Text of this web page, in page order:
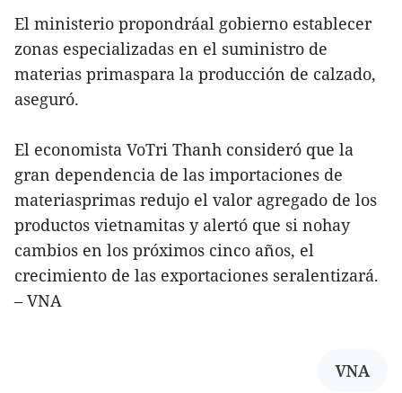
El ministerio propondráal gobierno establecer
zonas especializadas en el suministro de
materias primaspara la producción de calzado,
aseguró.
El economista VoTri Thanh consideró que la
gran dependencia de las importaciones de
materiasprimas redujo el valor agregado de los
productos vietnamitas y alertó que si nohay
cambios en los próximos cinco años, el
crecimiento de las exportaciones seralentizará.
– VNA
VNA